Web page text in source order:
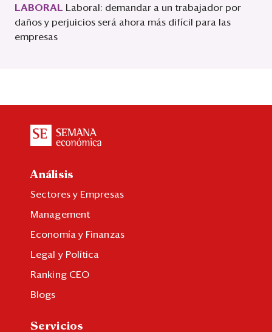
LABORAL
Laboral: demandar a un trabajador por
daños y perjuicios será ahora más difícil para las
empresas
Análisis
Sectores y Empresas
Management
Economía y Finanzas
Legal y Política
Ranking CEO
Blogs
Servicios